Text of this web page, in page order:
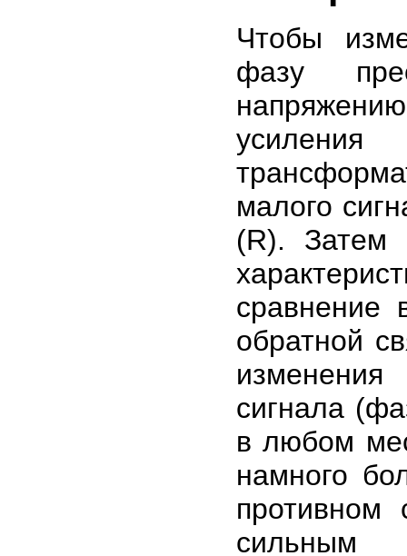
Чтобы
фазу
усиления
малого
(R). Затем
сравнение
обратной
сигнала
в любом
намного
противном
сильным